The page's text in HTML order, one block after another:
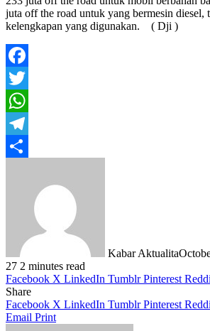
juta off the road untuk yang bermesin diesel,
kelengkapan yang digunakan. ( Dji )
Facebook
Twitter
WhatsApp
Telegram
Kabar Aktualita
27 2 minutes read
Facebook X LinkedIn Tumblr Pinterest
Share
Facebook X LinkedIn Tumblr Pinterest
Email Print